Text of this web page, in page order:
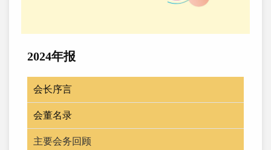
2024年报
会长序言
会董名录
主要会务回顾